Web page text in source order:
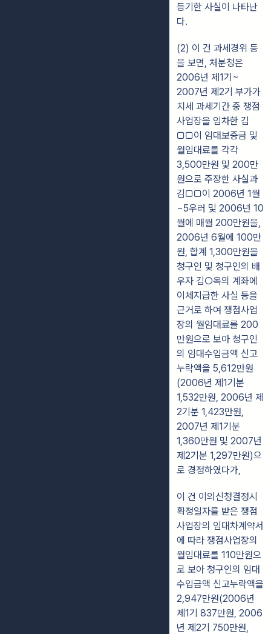
등기한 사실이 나타난
다.
(2) 이 건 과세경위 등
을 보면, 처분청은
2006년 제1기~
2007년 제2기 부가가
치세 과세기간 중 쟁점
사업장을 임차한 김
□□이 임대보증금 및
월임대료를 각각
3,500만원 및 200만
원으로 주장한 사실과
김□□이 2006년 1월
~5우러 및 2006년 10
월에 매월 200만원을,
2006년 6월에 100만
원, 합계 1,300만원을
청구인 및 청구인의 배
우자 김○옥의 계좌에
이체지급한 사실 등을
근거로 하여 쟁점사업
장의 월임대료를 200
만원으로 보아 청구인
의 임대수입금액 신고
누락액을 5,612만원
(2006년 제1기분
1,532만원, 2006년 제
2기분 1,423만원,
2007년 제1기분
1,360만원 및 2007년
제2기분 1,297만원)으
로 경정하였다가,
이 건 이의신청결정시
확정일자를 받은 쟁점
사업장의 임대차계약서
에 따라 쟁점사업장의
월임대료를 110만원으
로 보아 청구인의 임대
수입금액 신고누락액을
2,947만원(2006년
제1기 837만원, 2006
년 제2기 750만원,